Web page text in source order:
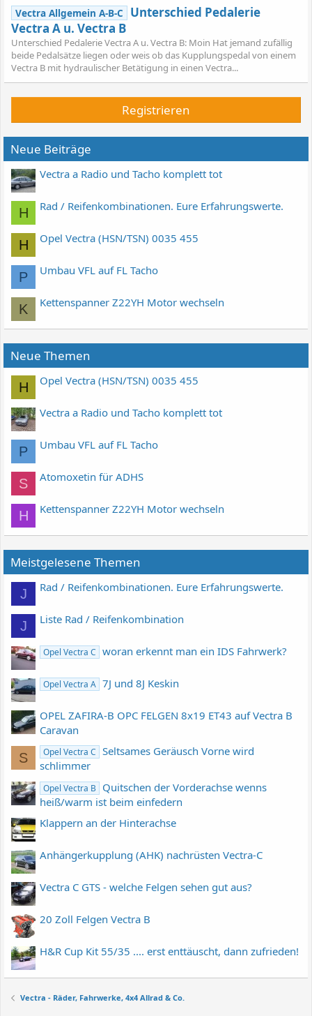
Vectra Allgemein A-B-C
Unterschied Pedalerie
Vectra A u. Vectra B
Unterschied Pedalerie Vectra A u. Vectra B: Moin Hat jemand zufällig
beide Pedalsätze liegen oder weis ob das Kupplungspedal von einem
Vectra B mit hydraulischer Betätigung in einen Vectra...
Registrieren
Neue Beiträge
Vectra a Radio und Tacho komplett tot
H Rad / Reifenkombinationen. Eure Erfahrungswerte.
H Opel Vectra (HSN/TSN) 0035 455
P Umbau VFL auf FL Tacho
K Kettenspanner Z22YH Motor wechseln
Neue Themen
H Opel Vectra (HSN/TSN) 0035 455
Vectra a Radio und Tacho komplett tot
P Umbau VFL auf FL Tacho
S Atomoxetin für ADHS
H Kettenspanner Z22YH Motor wechseln
Meistgelesene Themen
J Rad / Reifenkombinationen. Eure Erfahrungswerte.
J Liste Rad / Reifenkombination
Opel Vectra C woran erkennt man ein IDS Fahrwerk?
Opel Vectra A 7J und 8J Keskin
OPEL ZAFIRA-B OPC FELGEN 8x19 ET43 auf Vectra B
Caravan
S Opel Vectra C
Seltsames Geräusch Vorne wird
schlimmer
Opel Vectra B Quitschen der Vorderachse wenns
heiß/warm ist beim einfedern
Klappern an der Hinterachse
Anhängerkupplung (AHK) nachrüsten Vectra-C
Vectra C GTS - welche Felgen sehen gut aus?
20 Zoll Felgen Vectra B
H&R Cup Kit 55/35 .... erst enttäuscht, dann zufrieden!
Vectra - Räder, Fahrwerke, 4x4 Allrad & Co.